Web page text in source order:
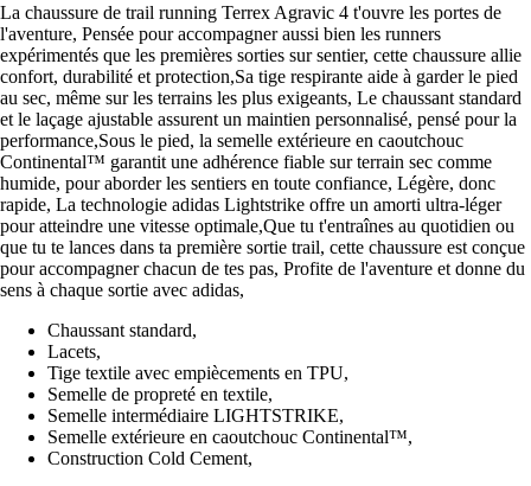
La chaussure de trail running Terrex Agravic 4 t'ouvre les portes de
l'aventure, Pensée pour accompagner aussi bien les runners
expérimentés que les premières sorties sur sentier, cette chaussure allie
confort, durabilité et protection,Sa tige respirante aide à garder le pied
au sec, même sur les terrains les plus exigeants, Le chaussant standard
et le laçage ajustable assurent un maintien personnalisé, pensé pour la
performance,Sous le pied, la semelle extérieure en caoutchouc
Continental™ garantit une adhérence fiable sur terrain sec comme
humide, pour aborder les sentiers en toute confiance, Légère, donc
rapide, La technologie adidas Lightstrike offre un amorti ultra-léger
pour atteindre une vitesse optimale,Que tu t'entraînes au quotidien ou
que tu te lances dans ta première sortie trail, cette chaussure est conçue
pour accompagner chacun de tes pas, Profite de l'aventure et donne du
sens à chaque sortie avec adidas,
Chaussant standard,
Lacets,
Tige textile avec empiècements en TPU,
Semelle de propreté en textile,
Semelle intermédiaire LIGHTSTRIKE,
Semelle extérieure en caoutchouc Continental™,
Construction Cold Cement,